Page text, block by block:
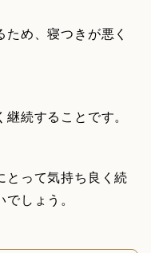
め、寝つきが悪く
続することです。
とって気持ち良く続
しょう。